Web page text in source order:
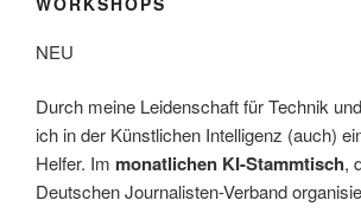
NEU
Durch meine Leidenschaft für Technik
ich in der Künstlichen Intelligenz (auch)
Helfer. Im monatlichen KI-Stammtisch,
Deutschen Journalisten-Verband